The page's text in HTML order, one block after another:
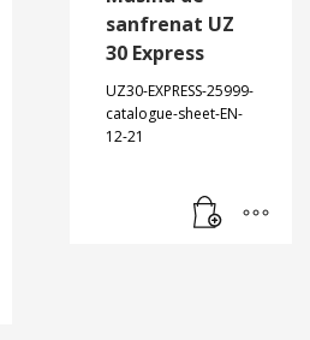
sanfrenat UZ
30 Express
UZ30-EXPRESS-25999-
catalogue-sheet-EN-
12-21